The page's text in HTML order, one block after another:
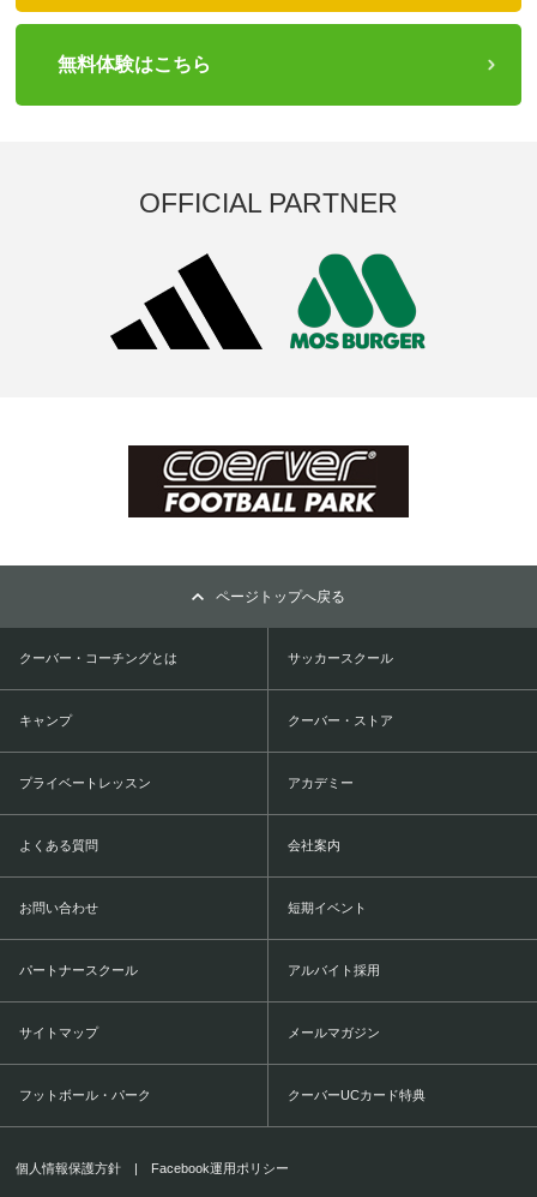
無料体験はこちら
OFFICIAL PARTNER
ページトップへ戻る
クーバー・コーチングとは サッカースクール
キャンプ クーバー・ストア
プライベートレッスン アカデミー
よくある質問 会社案内
お問い合わせ 短期イベント
パートナースクール アルバイト採用
サイトマップ メールマガジン
フットボール・パーク クーバーUCカード特典
個人情報保護方針 | Facebook運用ポリシー